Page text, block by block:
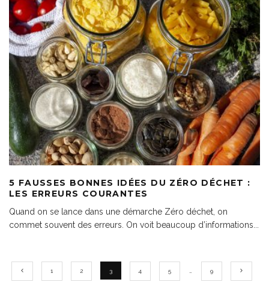
5 FAUSSES BONNES IDÉES DU ZÉRO DÉCHET :
LES ERREURS COURANTES
Quand on se lance dans une démarche Zéro déchet, on
commet souvent des erreurs. On voit beaucoup d’informations
1 2 3 4 5 9